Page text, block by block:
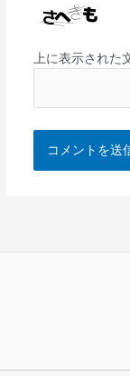
上に表示された